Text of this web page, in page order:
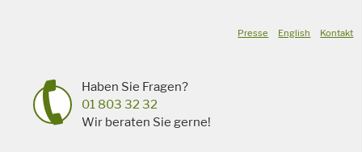
Presse English Kontakt
Haben Sie Fragen?
01 803 32 32
Wir beraten Sie gerne!